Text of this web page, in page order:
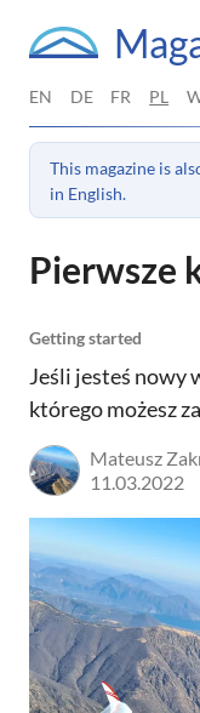
EN DE FR PL
This magazine is
in English.
Pierwsze
Getting started
Jeśli jesteś nowy
którego możesz
Mateusz
11.03.2022